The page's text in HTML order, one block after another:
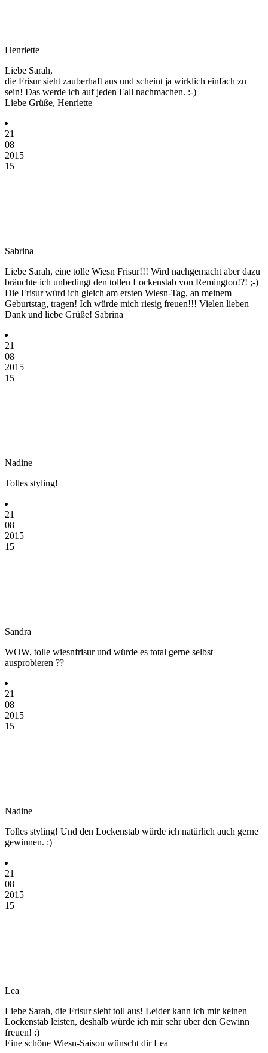
Henriette
Liebe Sarah,
die Frisur sieht zauberhaft aus und scheint ja wirklich einfach zu
sein! Das werde ich auf jeden Fall nachmachen. :-)
Liebe Grüße, Henriette
21
08
2015
15
Sabrina
Liebe Sarah, eine tolle Wiesn Frisur!!! Wird nachgemacht aber dazu
bräuchte ich unbedingt den tollen Lockenstab von Remington!?! ;-)
Die Frisur würd ich gleich am ersten Wiesn-Tag, an meinem
Geburtstag, tragen! Ich würde mich riesig freuen!!! Vielen lieben
Dank und liebe Grüße! Sabrina
21
08
2015
15
Nadine
Tolles styling!
21
08
2015
15
Sandra
WOW, tolle wiesnfrisur und würde es total gerne selbst
ausprobieren ??
21
08
2015
15
Nadine
Tolles styling! Und den Lockenstab würde ich natürlich auch gerne
gewinnen. :)
21
08
2015
15
Lea
Liebe Sarah, die Frisur sieht toll aus! Leider kann ich mir keinen
Lockenstab leisten, deshalb würde ich mir sehr über den Gewinn
freuen! :)
Eine schöne Wiesn-Saison wünscht dir Lea